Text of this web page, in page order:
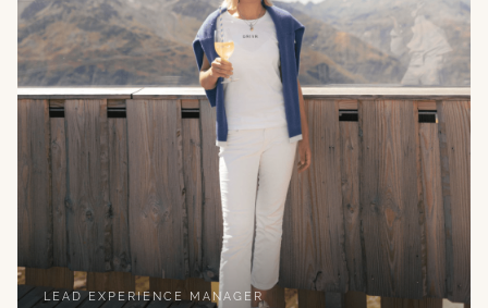
LEAD EXPERIENCE MANAGER